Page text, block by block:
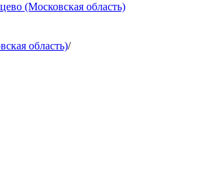
(Московская область)
область)/